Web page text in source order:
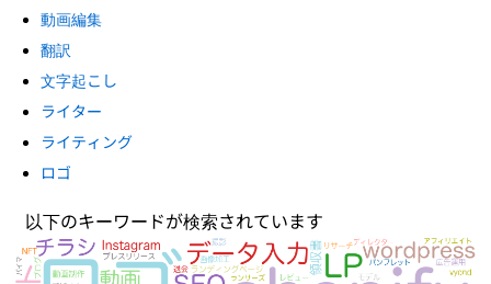
動画編集
翻訳
文字起こし
ライター
ライティング
ロゴ
以下のキーワードが検索されています